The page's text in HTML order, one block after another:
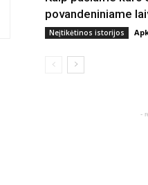
povandeniniame
Neįtikėtinos istorijos
-